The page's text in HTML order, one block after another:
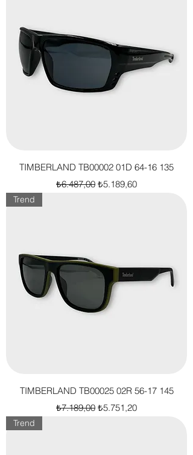
TIMBERLAND TB00002 01D 64-16 135
Normal Fiyat
₺6.487,00 İndirimli Fiyat
₺5.189,60
Trend
TIMBERLAND TB00025 02R 56-17 145
Normal Fiyat
₺7.189,00 İndirimli Fiyat
₺5.751,20
Trend